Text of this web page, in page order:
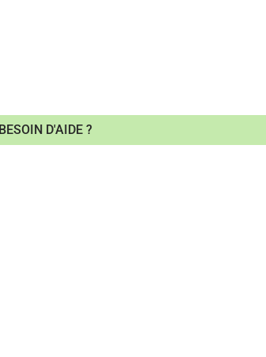
BESOIN D'AIDE ?